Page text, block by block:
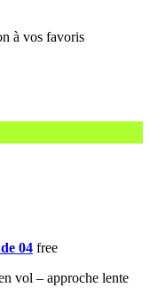
04 free
vol – approche lente